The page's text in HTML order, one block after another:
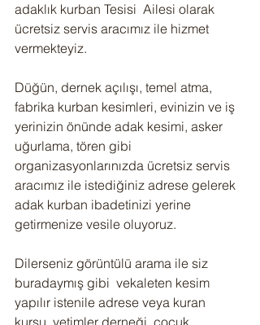
adaklık kurban Tesisi  Ailesi olarak
ücretsiz servis aracımız ile hizmet
vermekteyiz.
Düğün, dernek açılışı, temel atma,
fabrika kurban kesimleri, evinizin ve iş
yerinizin önünde adak kesimi, asker
uğurlama, tören gibi
organizasyonlarınızda ücretsiz servis
aracımız ile istediğiniz adrese gelerek
adak kurban ibadetinizi yerine
getirmenize vesile oluyoruz.
Dilerseniz görüntülü arama ile siz
buradaymış gibi  vekaleten kesim
yapılır istenile adrese veya kuran
kursu, yetimler derneği, çocuk